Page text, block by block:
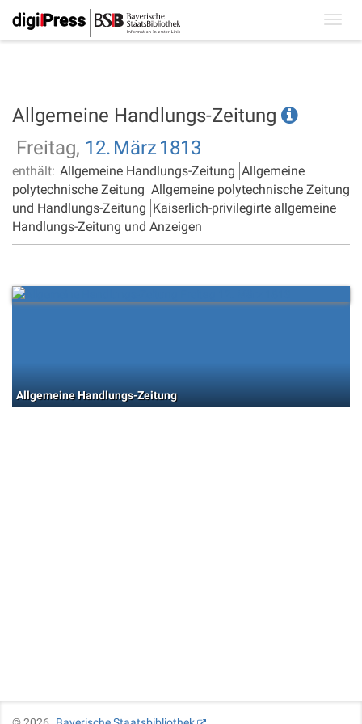
Allgemeine Handlungs-Zeitung
Freitag, 12. März 1813
enthält: Allgemeine Handlungs-Zeitung Allgemeine
polytechnische Zeitung Allgemeine polytechnische Zeitung
und Handlungs-Zeitung Kaiserlich-privilegirte allgemeine
Handlungs-Zeitung und Anzeigen
Allgemeine Handlungs-Zeitung